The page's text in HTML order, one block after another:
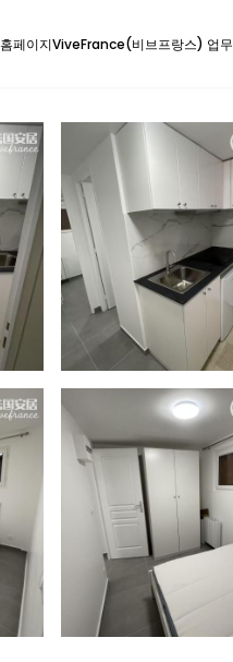
홈페이지ViveFrance(비브프랑스) 업무